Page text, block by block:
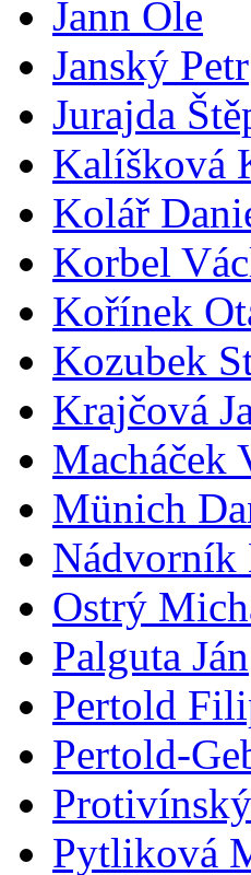
Jann Ole
Janský Petr
Jurajda
Kalíšková
Kolář
Korbel
Kořínek
Kozubek
Krajčová
Macháček
Münich
Nádvorník
Ostrý
Palguta Ján
Pertold
Pertold-
Pytliková